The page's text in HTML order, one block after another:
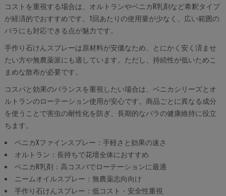
コストを重視する場合は、オルトランやベニカR乳剤など希釈タイプ
が経済的でおすすめです。1回あたりの使用量が少なく、広い範囲の
バラにも対応できる点が魅力です。
手作り石けんスプレーは原材料が安価なため、とにかく安く済ませ
たい方や無農薬派にも適しています。ただし、持続性が低いためこ
まめな散布が必要です。
コスパと効果のバランスを重視したい場合は、ベニカシリーズとオ
ルトランのローテーション使用が安心です。商品ごとに異なる成分
を使うことで害虫の耐性化を防ぎ、長期的なバラの健康維持に役立
ちます。
ベニカXファインスプレー：手軽さと効果の速さ
オルトラン：長持ちで花壇全体におすすめ
ベニカR乳剤：高コスパでローテーションに最適
ニームオイルスプレー：無農薬志向向け
手作り石けんスプレー：低コスト・安全性重視